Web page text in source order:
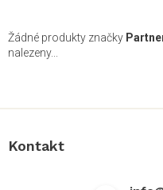
Žádné produkty značky
nalezeny...
Kontakt